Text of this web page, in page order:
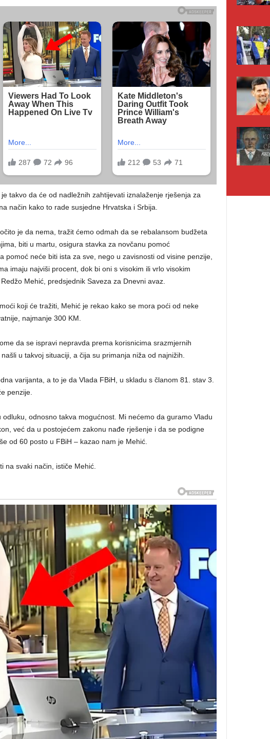
takvo da će od nadležnih zahtijevati iznalaženje rješenja za
način kako to rade susjedne Hrvatska i Srbija.
je da nema, tražit ćemo odmah da se rebalansom budžeta
biti u martu, osigura stavka za novčanu pomoć
pomoć neće biti ista za sve, nego u zavisnosti od visine penzije,
imaju najviši procent, dok bi oni s visokim ili vrlo visokim
Mehić, predsjednik Saveza za Dnevni avaz.
koji će tražiti, Mehić je rekao kako se mora poći od neke
najmanje 300 KM.
da se ispravi nepravda prema korisnicima srazmjernih
u takvoj situaciji, a čija su primanja niža od najnižih.
varijanta, a to je da Vlada FBiH, u skladu s članom 81. stav 3.
penzije.
odnosno takva mogućnost. Mi nećemo da guramo Vladu
već da u postojećem zakonu nađe rješenje i da se podigne
od 60 posto u FBiH – kazao nam je Mehić.
na svaki način, ističe Mehić.